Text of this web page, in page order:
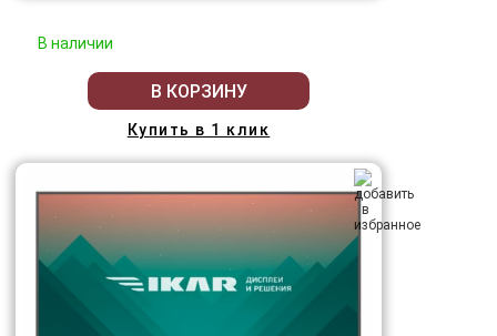
В наличии
В КОРЗИНУ
Купить в 1 клик